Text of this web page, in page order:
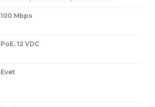
100 Mbps
PoE, 12 VDC
Evet